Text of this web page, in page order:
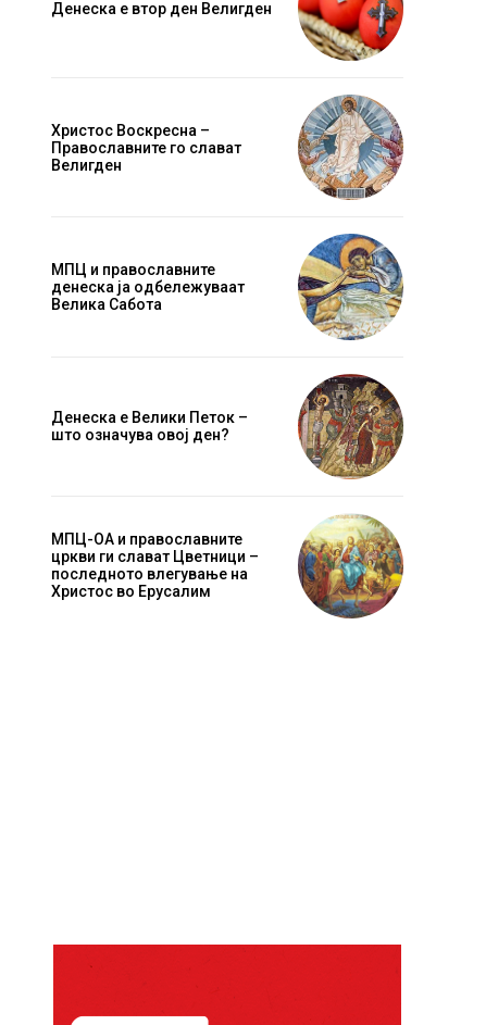
Денеска е втор ден Велигден
Христос Воскресна –
Православните го слават
Велигден
МПЦ и православните
денеска ја одбележуваат
Велика Сабота
Денеска е Велики Петок –
што означува овој ден?
МПЦ-ОА и православните
цркви ги слават Цветници –
последното влегување на
Христос во Ерусалим